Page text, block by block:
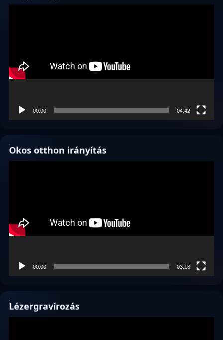
00:00 04:42
Okos otthon irányítás
00:00 03:18
Lézergravírozás